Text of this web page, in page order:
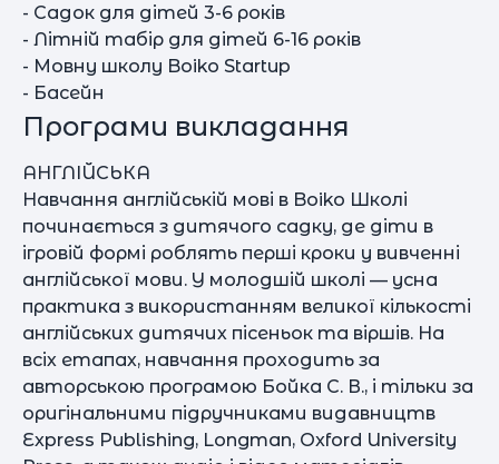
- Садок для дітей 3-6 років
- Літній табір для дітей 6-16 років
- Мовну школу Boiko Startup
- Басейн
Програми викладання
АНГЛІЙСЬКА
Навчання англійській мові в Boiko Школі
починається з дитячого садку, де діти в
ігровій формі роблять перші кроки у вивченні
англійської мови. У молодшій школі — усна
практика з використанням великої кількості
англійських дитячих пісеньок та віршів. На
всіх етапах, навчання проходить за
авторською програмою Бойка С. В., і тільки за
оригінальними підручниками видавництв
Express Publishing, Longman, Oxford University